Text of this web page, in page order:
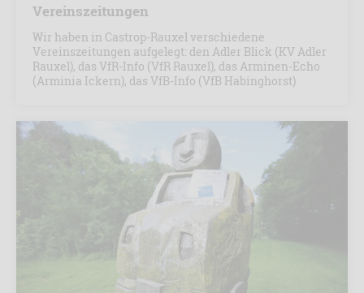
Vereinszeitungen
Wir haben in Castrop-Rauxel verschiedene
Vereinszeitungen aufgelegt: den Adler Blick (KV Adler
Rauxel), das VfR-Info (VfR Rauxel), das Arminen-Echo
(Arminia Ickern), das VfB-Info (VfB Habinghorst)